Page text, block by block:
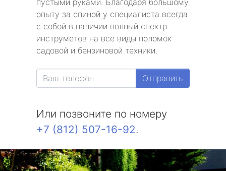
пустыми руками. Благодаря большому
опыту за спиной у специалиста всегда
с собой в наличии полный спектр
инструметов на все виды поломок
садовой и бензиновой техники.
Отправить
Или позвоните по номеру
+7 (812) 507-16-92.